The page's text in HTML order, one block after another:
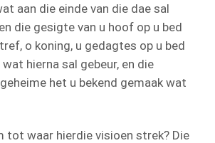
aan die einde van die dae sal
die gesigte van u hoof op u bed
o koning, u gedagtes op u bed
hierna sal gebeur, en die
het u bekend gemaak wat
tot waar hierdie visioen strek? Die